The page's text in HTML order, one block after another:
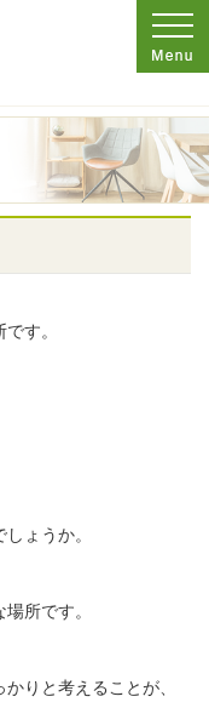
・新築戸建てを手がける工
がける工務店ならCALM
す。
ょうか。
所です。
りと考えることが、